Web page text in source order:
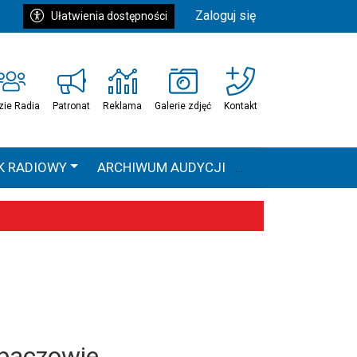
Ułatwienia dostępności Zaloguj się
Radia Patronat Reklama Galerie zdjęć Kontakt
RADIOWY ARCHIWUM AUDYCJI
HEAVEN TOUR